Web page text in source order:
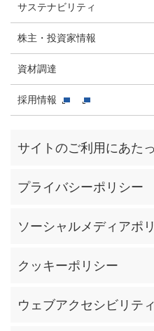
サステナビリティ
株主・投資家情報
資材調達
採用情報
サイトのご利用にあた
プライバシーポリシー
ソーシャルメディアポ
クッキーポリシー
ウェブアクセシビリティ